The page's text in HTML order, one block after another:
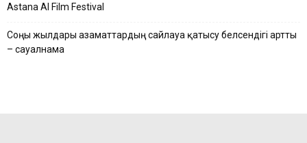
Astana AI Film Festival
Соңғы жылдары азаматтардың сайлауға қатысу белсендігі артты
– сауалнама